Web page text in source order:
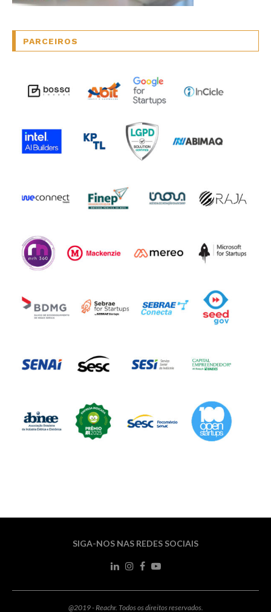
PARCEIROS
SIGA-NOS NAS REDES SOCIAIS
@2019 - Reachr. Todos os direitos reservados.